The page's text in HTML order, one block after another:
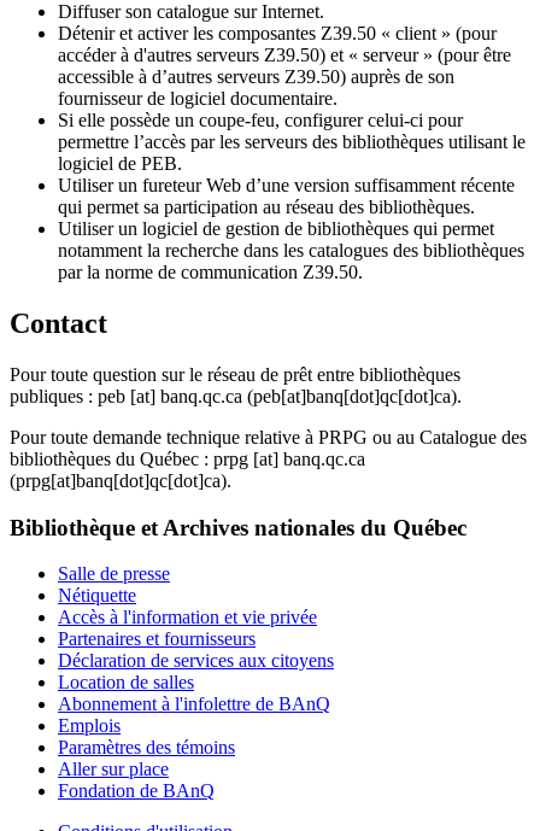
Diffuser son catalogue sur Internet.
Détenir et activer les composantes Z39.50 « client » (pour
accéder à d'autres serveurs Z39.50) et « serveur » (pour être
accessible à d’autres serveurs Z39.50) auprès de son
fournisseur de logiciel documentaire.
Si elle possède un coupe-feu, configurer celui-ci pour
permettre l’accès par les serveurs des bibliothèques utilisant le
logiciel de PEB.
Utiliser un fureteur Web d’une version suffisamment récente
qui permet sa participation au réseau des bibliothèques.
Utiliser un logiciel de gestion de bibliothèques qui permet
notamment la recherche dans les catalogues des bibliothèques
par la norme de communication Z39.50.
Contact
Pour toute question sur le réseau de prêt entre bibliothèques
publiques : peb [at] banq.qc.ca (peb[at]banq[dot]qc[dot]ca).
Pour toute demande technique relative à PRPG ou au Catalogue des
bibliothèques du Québec : prpg [at] banq.qc.ca
(prpg[at]banq[dot]qc[dot]ca).
Bibliothèque et Archives nationales du Québec
Salle de presse
Nétiquette
Accès à l'information et vie privée
Partenaires et fournisseurs
Déclaration de services aux citoyens
Location de salles
Abonnement à l'infolettre de BAnQ
Emplois
Paramètres des témoins
Aller sur place
Fondation de BAnQ